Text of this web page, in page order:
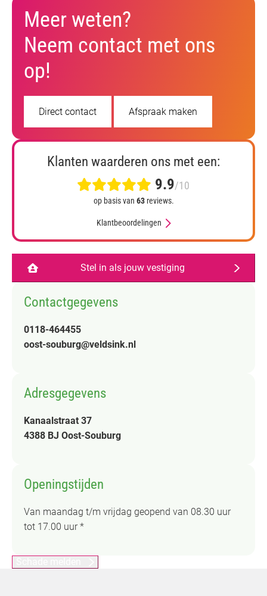
Meer weten?
Neem contact met ons
op!
Direct contact Afspraak maken
Klanten waarderen ons met een:
9.9/10
op basis van 63reviews.
Klantbeoordelingen
Stel in als jouw vestiging
Contactgegevens
0118-464455
oost-souburg@veldsink.nl
Adresgegevens
Kanaalstraat 37
4388 BJ Oost-Souburg
Openingstijden
Van maandag t/m vrijdag geopend van 08.30 uur
tot 17.00 uur *